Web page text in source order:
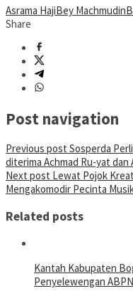
Asrama HajiBey Machmudin
Share
Post navigation
Previous post Sosperda
diterima Achmad Ru-yat dan
Next post Lewat Pojok
Mengakomodir Pecinta
Related posts
Kantah Kabupaten
Penyelewengan